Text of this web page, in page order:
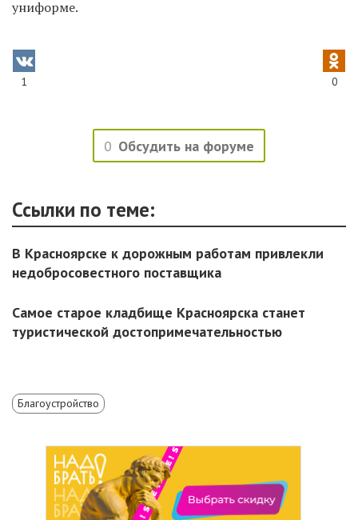
униформе.
1 0
0 Обсудить на форуме
Ссылки по теме:
В Красноярске к дорожным работам привлекли
недобросовестного поставщика
Самое старое кладбище Красноярска станет
туристической достопримечательностью
Благоустройство